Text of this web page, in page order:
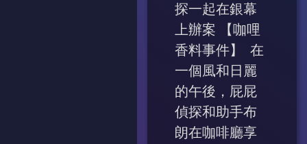
探一起在銀幕
上辦案 【咖哩
香料事件】 在
一個風和日麗
的午後，屁屁
偵探和助手布
朗在咖啡廳享